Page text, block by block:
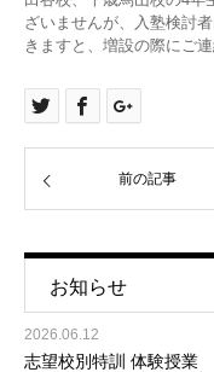
ざいませんが、入塾検討
きますと、増設の際にご連
前の記事
お知らせ
2026.06.12
志望校別特訓 体験授業